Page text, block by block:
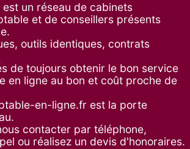
un réseau de cabinets
et de conseillers présents
outils identiques, contrats
de toujours obtenir le bon service
en ligne au bon et coût proche de
en-ligne.fr est la porte
contacter par téléphone,
ou réalisez un devis d'honoraires.